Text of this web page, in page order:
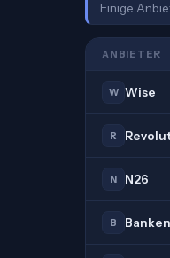
Einige
ANBIETER
W Wise
R
N N26
B